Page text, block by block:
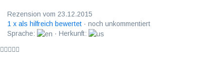
Rezension vom 23.12.2015
1 x als hilfreich bewertet · noch unkommentiert
Sprache:
· Herkunft: